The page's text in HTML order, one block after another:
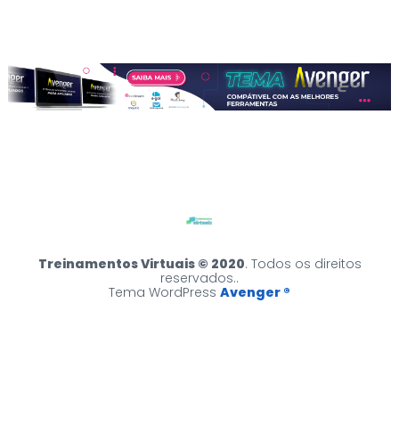
Treinamentos Virtuais © 2020. Todos os direitos
reservados..
Tema WordPress Avenger ®